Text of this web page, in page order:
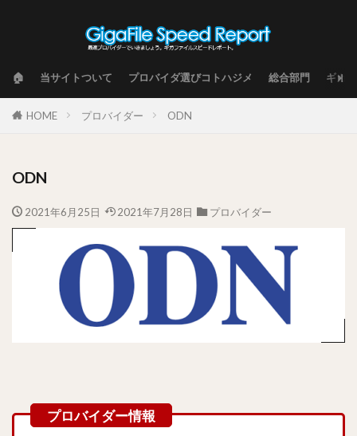
🏠 当サイトついて プロバイダ選びコトハジメ 総合部門 ギガ
HOME プロバイダー ODN
ODN
2021年6月25日 2021年7月28日 プロバイダー